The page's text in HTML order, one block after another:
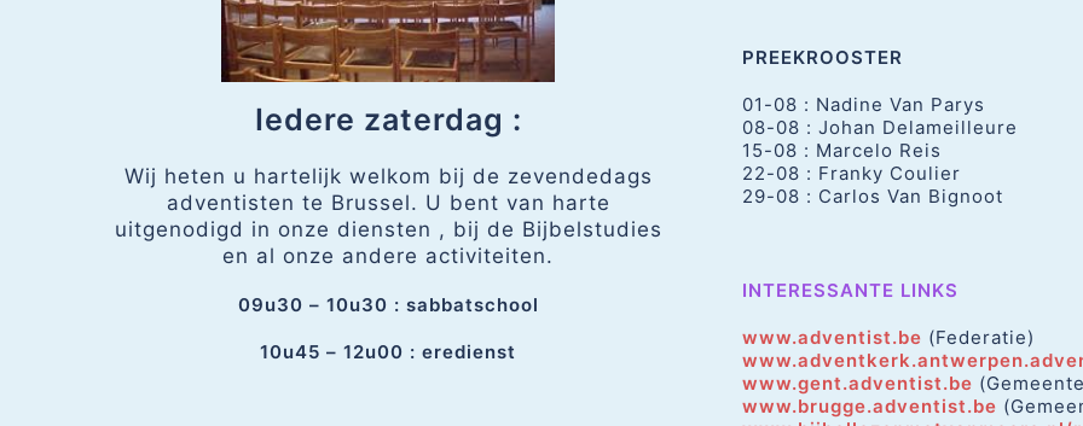
Iedere zaterdag :
Wij heten u hartelijk welkom bij de zevendedags
adventisten te Brussel. U bent van harte
uitgenodigd in onze diensten , bij de Bijbelstudies
en al onze andere activiteiten.
09u30 – 10u30 : sabbatschool
10u45 – 12u00 : eredienst
PREEKROOSTER
01-08 : Nadine Van Parys
08-08 : Johan Delameilleure
15-08 : Marcelo Reis
22-08 : Franky Coulier
29-08 : Carlos Van Bignoot
INTERESSANTE LINKS
www.adventist.be (Federatie)
www.gent.adventist.be
www.brugge.adventist.be